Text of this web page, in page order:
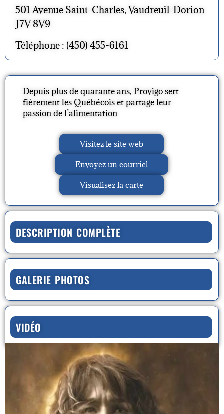
501 Avenue Saint-Charles, Vaudreuil-Dorion
J7V 8V9
Téléphone : (450) 455-6161
Depuis plus de quarante ans, Provigo sert
fièrement les Québécois et partage leur
passion de l’alimentation
Visitez le site web
Envoyez un courriel
Visualisez la carte
DESCRIPTION COMPLÈTE
GALERIE PHOTOS
VIDÉO